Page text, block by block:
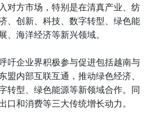
对方市场，特别是在清真产业、纺
、创新、科技、数字转型、绿色能
、海洋经济等新兴领域。
吁企业界积极参与促进包括越南与
盟内部互联互通，推动绿色经济、
转型、绿色能源等新领域合作。同
口和消费等三大传统增长动力。